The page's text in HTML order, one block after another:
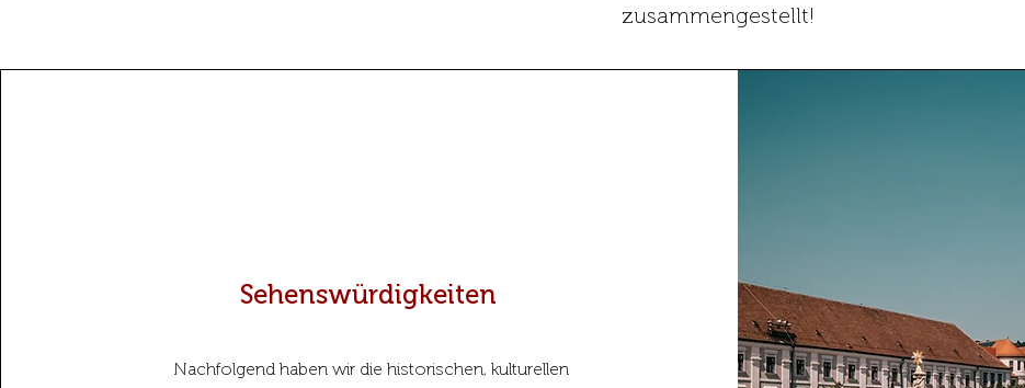
zusammengestellt!
Sehenswürdigkeiten
Nachfolgend haben wir die historischen, kulturellen